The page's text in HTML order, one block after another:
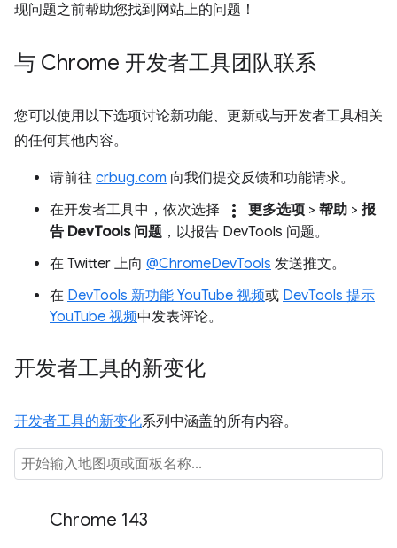
现问题之前帮助您找到网站上的问题！
与 Chrome 开发者工具团队联系
您可以使用以下选项讨论新功能、更新或与开发者工具相关
的任何其他内容。
请前往 crbug.com 向我们提交反馈和功能请求。
在开发者工具中，依次选择
more_vert 更多选项 > 帮助 > 报
告 DevTools 问题 ，以报告 DevTools 问题。
在 Twitter 上向 @ChromeDevTools 发送推文。
在 DevTools 新功能 YouTube 视频或 DevTools 提示
YouTube 视频中发表评论。
开发者工具的新变化
开发者工具的新变化系列中涵盖的所有内容。
Chrome 143